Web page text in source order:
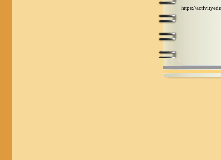
https://